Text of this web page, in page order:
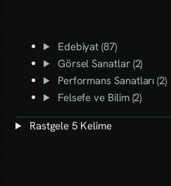
Edebiyat (87)
Görsel Sanatlar (2)
Performans Sanatları (2)
Felsefe ve Bilim (2)
Rastgele 5 Kelime